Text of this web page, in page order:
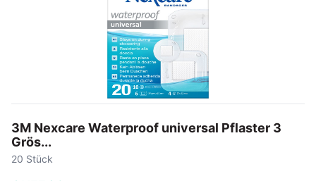
3M Nexcare Waterproof universal Pflaster 3
Grös...
20 Stück